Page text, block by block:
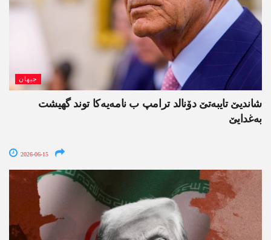
جیھان
شاندیێ تایبەتێ دۆنالد ترامپ ب نامەیەکا توند گھیشت
بەغدایێ
2026-06-15